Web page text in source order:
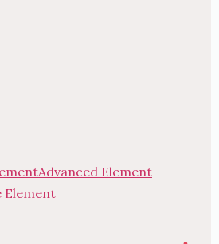
Advanced Element
Element